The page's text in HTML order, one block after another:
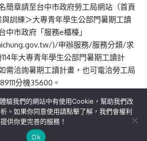
簡章請至台中市政府勞工局網站（首頁
訓練＞大專青年學生公部門暑期工讀
中市政府「服務e櫃檯」
)/申辦服務/服務分類/求
年大專青年學生公部門暑期工讀計
需洽詢暑期工讀計畫，也可電洽勞工局
分機35600。
們 隱私權政策 聯絡我們
驗我們的網站中有使用Cookie，幫助我們改
。如果你同意使用請點擊了解，我們會權利
提供你更完善的服務！
Ok